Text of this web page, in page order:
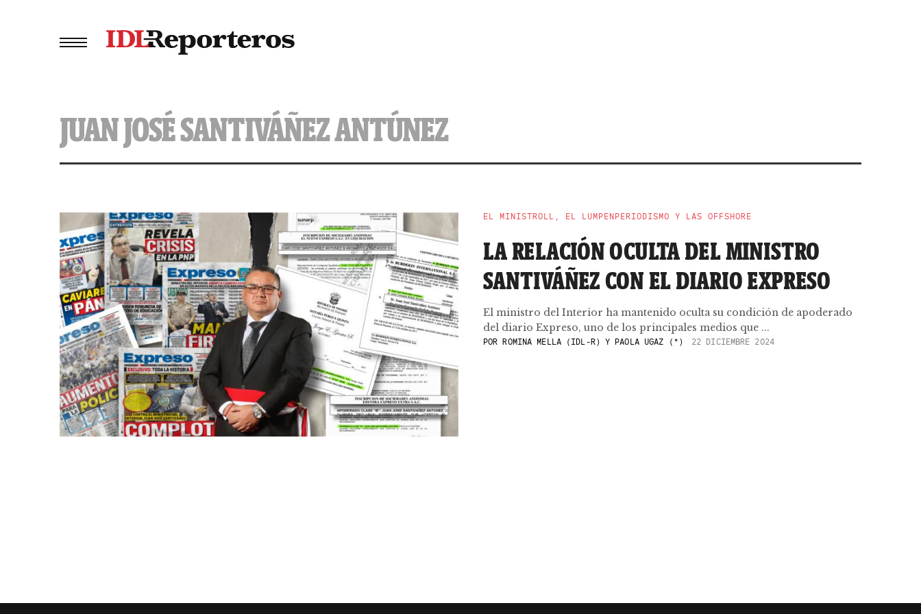
JUAN JOSÉ SANTIVÁÑEZ ANTÚNEZ
EL MINISTROLL, EL LUMPENPERIODISMO Y LAS OFFSHORE
LA RELACIÓN OCULTA DEL MINISTRO
SANTIVÁÑEZ CON EL DIARIO EXPRESO
El ministro del Interior ha mantenido oculta su condición de apoderado
del diario Expreso, uno de los principales medios que ...
POR ROMINA MELLA (IDL-R) Y PAOLA UGAZ (*) 22 DICIEMBRE 2024